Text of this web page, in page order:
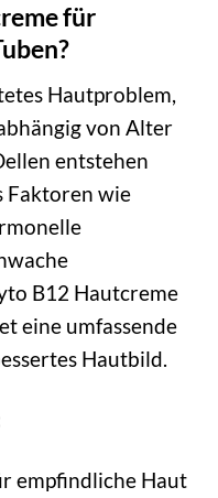
für
Hautproblem,
von Alter
entstehen
Faktoren wie
B12 Hautcreme
eine umfassende
Hautbild.
empfindliche Haut